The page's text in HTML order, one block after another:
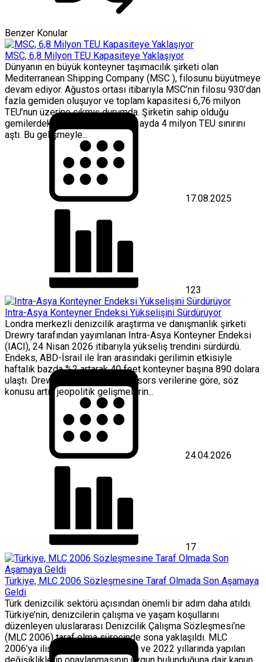
Benzer Konular
MSC, 6,8 Milyon TEU Kapasiteye Yaklaşıyor
Dünyanın en büyük konteyner taşımacılık şirketi olan
Mediterranean Shipping Company (MSC ), filosunu büyütmeye
devam ediyor. Ağustos ortası itibarıyla MSC’nin filosu 930’dan
fazla gemiden oluşuyor ve toplam kapasitesi 6,76 milyon
TEU’nun üzerine çıkmış durumda. Şirketin sahip olduğu
gemilerdeki kapasite ise son iki ayda 4 milyon TEU sınırını
aştı. Bu gelişmeyle...
17.08.2025
123
Intra-Asya Konteyner Endeksi Yükselişini Sürdürüyor
Londra merkezli denizcilik araştırma ve danışmanlık şirketi
Drewry tarafından yayımlanan Intra-Asya Konteyner Endeksi
(IACI), 24 Nisan 2026 itibarıyla yükseliş trendini sürdürdü.
Endeks, ABD-İsrail ile İran arasındaki gerilimin etkisiyle
haftalık bazda %2 artarak 40 feet konteyner başına 890 dolara
ulaştı. Drewry Supply Chain Advisors verilerine göre, söz
konusu artış jeopolitik gelişmelerin...
24.04.2026
17
Türkiye, MLC 2006 Sözleşmesine Taraf Olmada Son Aşamaya
Geldi
Türk denizcilik sektörü açısından önemli bir adım daha atıldı.
Türkiye’nin, denizcilerin çalışma ve yaşam koşullarını
düzenleyen uluslararası Denizcilik Çalışma Sözleşmesi’ne
(MLC 2006) taraf olma sürecinde sona yaklaşıldı. MLC
2006’ya ilişkin 2014, 2016, 2018 ve 2022 yıllarında yapılan
değişikliklerin onaylanmasının uygun bulunduğuna dair kanun